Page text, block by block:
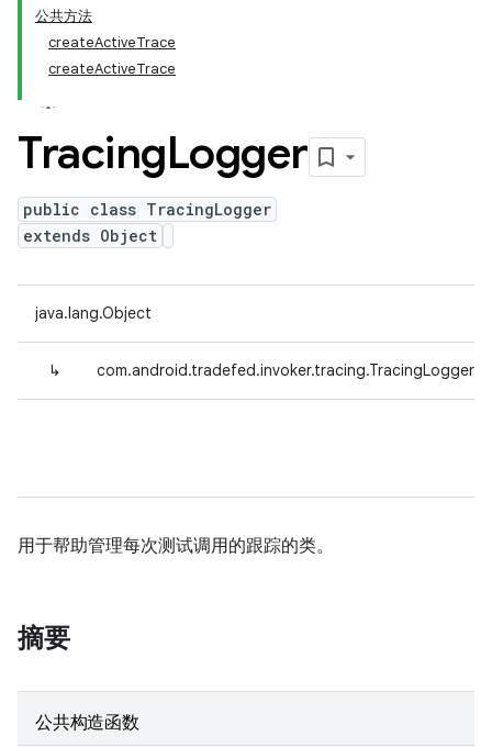
公共方法
createActiveTrace
createActiveTrace
TracingLogger
public class TracingLogger
extends Object
java.lang.Object
↳ com.android.tradefed.invoker.tracing.TracingLogger
用于帮助管理每次测试调用的跟踪的类。
摘要
公共构造函数